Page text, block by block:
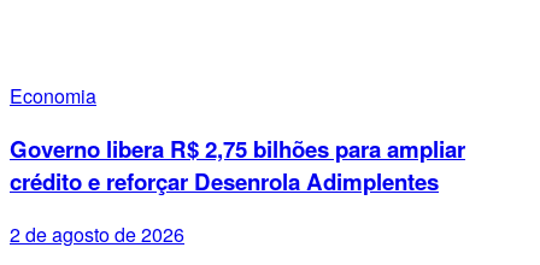
Economia
Governo libera R$ 2,75 bilhões para ampliar
crédito e reforçar Desenrola Adimplentes
2 de agosto de 2026